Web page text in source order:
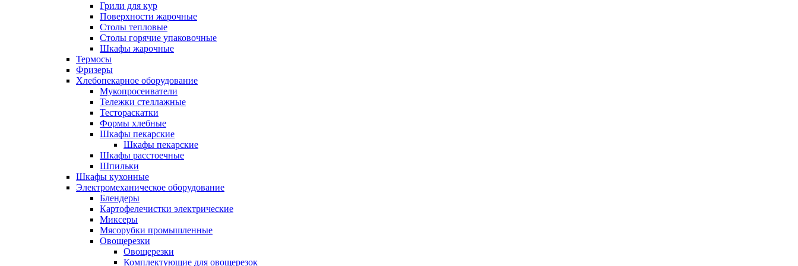
Грили для кур
Поверхности жарочные
Столы тепловые
Столы горячие упаковочные
Шкафы жарочные
Термосы
Фризеры
Хлебопекарное оборудование
Мукопросеиватели
Тележки стеллажные
Тестораскатки
Формы хлебные
Шкафы пекарские
Шкафы пекарские
Шкафы расстоечные
Шпильки
Шкафы кухонные
Электромеханическое оборудование
Блендеры
Картофелечистки электрические
Миксеры
Мясорубки промышленные
Овощерезки
Овощерезки
Комплектующие для овощерезок